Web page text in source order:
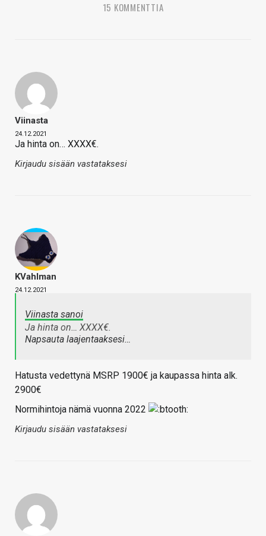
15 KOMMENTTIA
Viinasta
24.12.2021
Ja hinta on… XXXX€.
Kirjaudu sisään vastataksesi
KVahlman
24.12.2021
Viinasta sanoi
Ja hinta on… XXXX€.
Napsauta laajentaaksesi…
Hatusta vedettynä MSRP 1900€ ja kaupassa hinta alk.
2900€
Normihintoja nämä vuonna 2022
Kirjaudu sisään vastataksesi